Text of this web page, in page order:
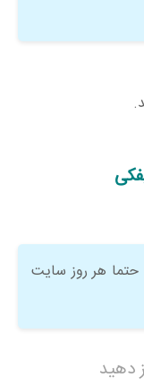
حتما هر روز سایت
دهید